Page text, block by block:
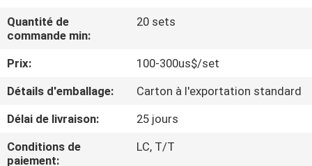
VISITE
CONTRÔLE
DE
QUALITÉ
Quantité de
commande min:
20 sets
Prix:
100-300us$/set
Détails d'emballage:
Carton à l'exportation standard
Délai de livraison:
25 jours
Conditions de
paiement:
LC, T/T